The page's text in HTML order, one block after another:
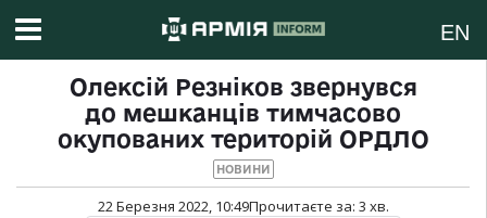
EN
Олексій Резніков звернувся
до мешканців тимчасово
окупованих територій ОРДЛО
НОВИНИ
22 Березня 2022, 10:49Прочитаєте за: 3 хв.